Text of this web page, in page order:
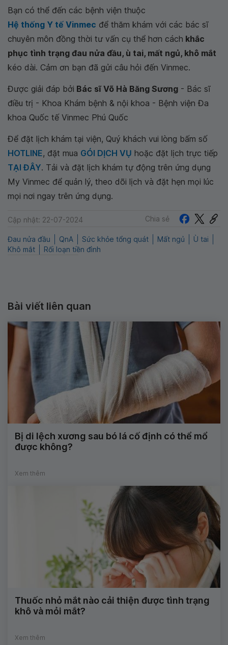
Bạn có thể đến các bệnh viện thuộc
Hệ thống Y tế Vinmec để thăm khám với các bác sĩ
chuyên môn đồng thời tư vấn cụ thể hơn cách khắc
phục tình trạng đau nửa đầu, ù tai, mất ngủ, khô mắt
kéo dài. Cảm ơn bạn đã gửi câu hỏi đến Vinmec.
Được giải đáp bởi Bác sĩ Võ Hà Băng Sương - Bác sĩ
điều trị - Khoa Khám bệnh & nội khoa - Bệnh viện Đa
khoa Quốc tế Vinmec Phú Quốc
Để đặt lịch khám tại viện, Quý khách vui lòng bấm số
HOTLINE, đặt mua GÓI DỊCH VỤ hoặc đặt lịch trực tiếp
TẠI ĐÂY. Tải và đặt lịch khám tự động trên ứng dụng
My Vinmec để quản lý, theo dõi lịch và đặt hẹn mọi lúc
mọi nơi ngay trên ứng dụng.
Cập nhật: 22-07-2024 Chia sẻ
Đau nửa đầu QnA Sức khỏe tổng quát Mất ngủ
Ù tai
Khô mắt
Rối loạn tiền đình
Bài viết liên quan
Bị di lệch xương sau bó lá cố định có thể mổ
được không?
Xem thêm
Thuốc nhỏ mắt nào cải thiện được tình trạng
khô và mỏi mắt?
Xem thêm